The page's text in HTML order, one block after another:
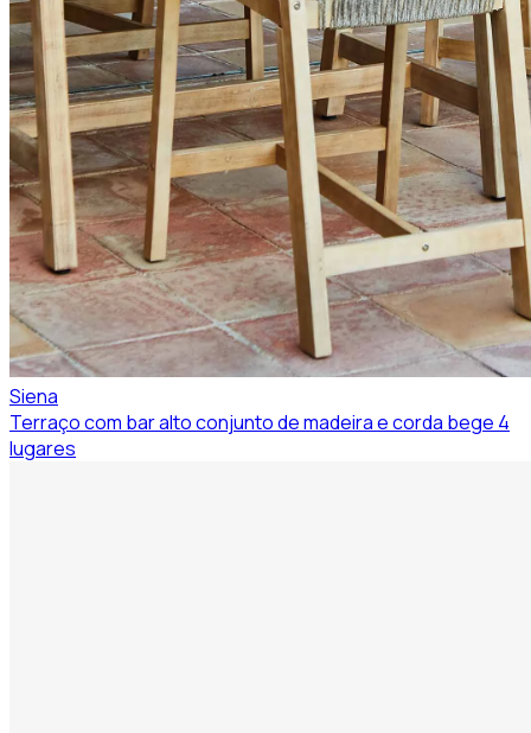
Siena
Terraço com bar alto conjunto de madeira e corda bege 4
lugares